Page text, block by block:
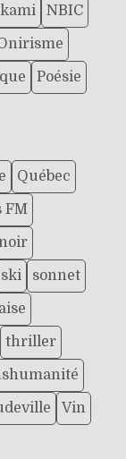
NBIC
Poésie
Québec
FM
ski sonnet
thriller
Vin